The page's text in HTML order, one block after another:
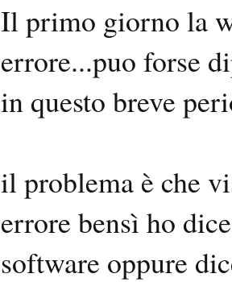
Il primo giorno la
errore...puo forse
in questo breve
il problema è che
errore bensì ho
software oppure